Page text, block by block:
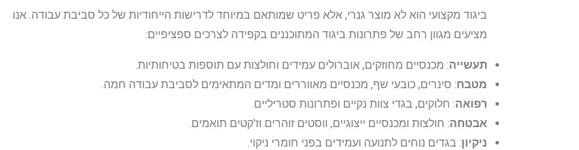
ביגוד מקצועי הוא לא מוצר גנרי, אלא פריט שמותאם במיוחד לדרישות הייחודיות של כל סביבת עבודה. אנו
מציעים מגוון רחב של פתרונות ביגוד המתוכננים בקפידה לצרכים ספציפיים:
תעשייה: מכנסיים מחוזקים, אוברולים עמידים וחולצות עם תוספות בטיחותיות.
מטבח: סינרים, כובעי שף, מכנסיים מאווררים ומדים המתאימים לסביבת עבודה חמה.
רפואה: חלוקים, בגדי צוות נקיים ופתרונות סטריליים.
אבטחה: חולצות ומכנסיים ייצוגיים, ווסטים זוהרים וז'קטים תואמים.
ניקיון: בגדים נוחים לתנועה ועמידים בפני חומרי ניקוי.